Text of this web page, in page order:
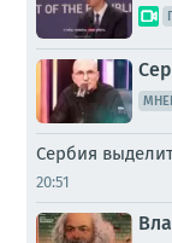
Сербия
20:51